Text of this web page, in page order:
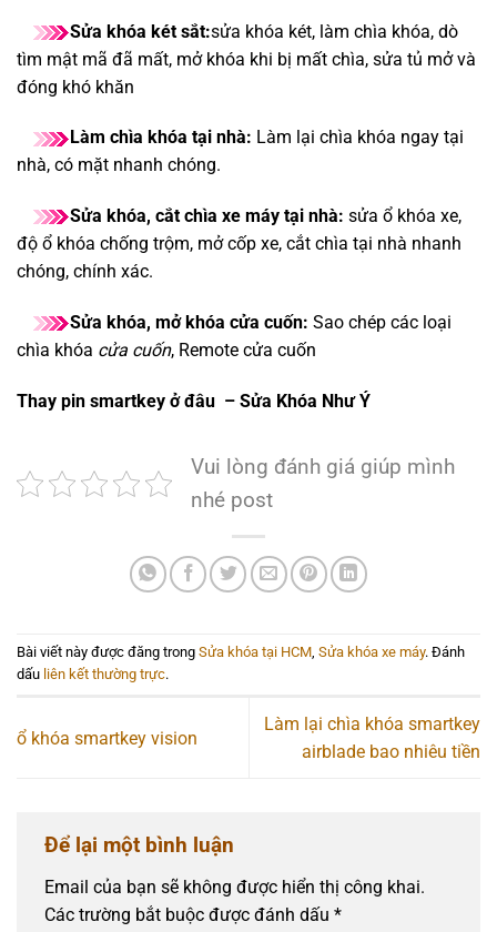
Sửa khóa két sắt:sửa khóa két, làm chìa khóa, dò
tìm mật mã đã mất, mở khóa khi bị mất chìa, sửa tủ mở và
đóng khó khăn
Làm chìa khóa tại nhà: Làm lại chìa khóa ngay tại
nhà, có mặt nhanh chóng.
Sửa khóa, cắt chìa xe máy tại nhà: sửa ổ khóa xe,
độ ổ khóa chống trộm, mở cốp xe, cắt chìa tại nhà nhanh
chóng, chính xác.
Sửa khóa, mở khóa cửa cuốn: Sao chép các loại
chìa khóa cửa cuốn, Remote cửa cuốn
Thay pin smartkey ở đâu – Sửa Khóa Như Ý
Vui lòng đánh giá giúp mình
nhé post
Bài viết này được đăng trong Sửa khóa tại HCM, Sửa khóa xe máy. Đánh
dấu liên kết thường trực.
ổ khóa smartkey vision
Làm lại chìa khóa smartkey
airblade bao nhiêu tiền
Để lại một bình luận
Email của bạn sẽ không được hiển thị công khai.
Các trường bắt buộc được đánh dấu *